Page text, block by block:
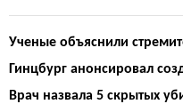
Ученые объяснили
Гинцбург анонсировал
Врач назвала 5 скрытых